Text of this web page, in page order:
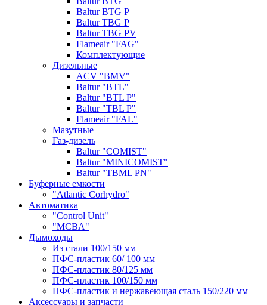
Baltur BTG P
Baltur TBG P
Baltur TBG PV
Flameair "FAG"
Комплектующие
Дизельные
ACV "BMV"
Baltur "BTL"
Baltur "BTL P"
Baltur "TBL P"
Flameair "FAL"
Мазутные
Газ-дизель
Baltur "COMIST"
Baltur "MINICOMIST"
Baltur "TBML PN"
Буферные емкости
"Atlantic Corhydro"
Автоматика
"Control Unit"
"MCBA"
Дымоходы
Из стали 100/150 мм
ПФС-пластик 60/ 100 мм
ПФС-пластик 80/125 мм
ПФС-пластик 100/150 мм
ПФС-пластик и нержавеющая сталь 150/220 мм
Аксессуары и запчасти